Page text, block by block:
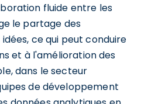
fluide entre les
le partage des
ce qui peut conduire
et à l'amélioration des
dans le secteur
de développement